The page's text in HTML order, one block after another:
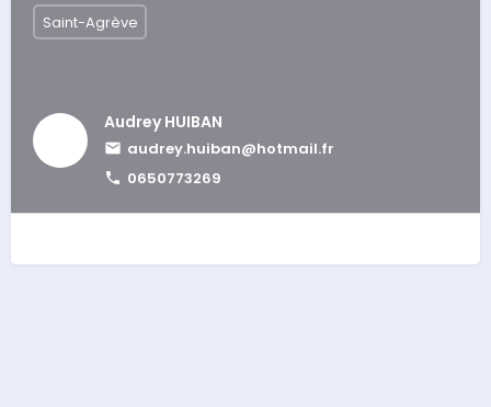
Audrey HUIBAN
audrey.huiban@hotmail.fr
0650773269
Saint-Agrève